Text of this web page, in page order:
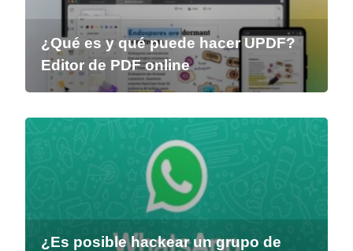
¿Qué es y qué puede hacer UPDF?
Editor de PDF online
¿Es posible hackear un grupo de